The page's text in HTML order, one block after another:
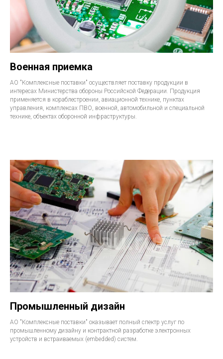
Военная приемка
АО "Комплексные поставки" осуществляет поставку продукции в
интересах Министерства обороны Российской Федерации. Продукция
применяется в кораблестроении, авиационной технике, пунктах
управления, комплексах ПВО, военной, автомобильной и специальной
технике, объектах оборонной инфраструктуры.
Промышленный дизайн
АО "Комплексные поставки" оказывает полный спектр услуг по
промышленному дизайну и контрактной разработке электронных
устройств и встраиваемых (embedded) систем.